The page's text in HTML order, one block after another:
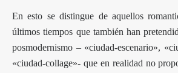
En esto se distingue de aquellos
últimos tiempos que también han
posmodernismo – «ciudad-escenario»,
«ciudad-collage»- que en realidad no